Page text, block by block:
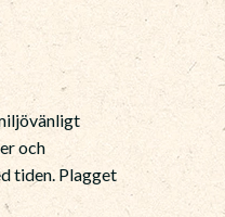
och
tiden. Plagget